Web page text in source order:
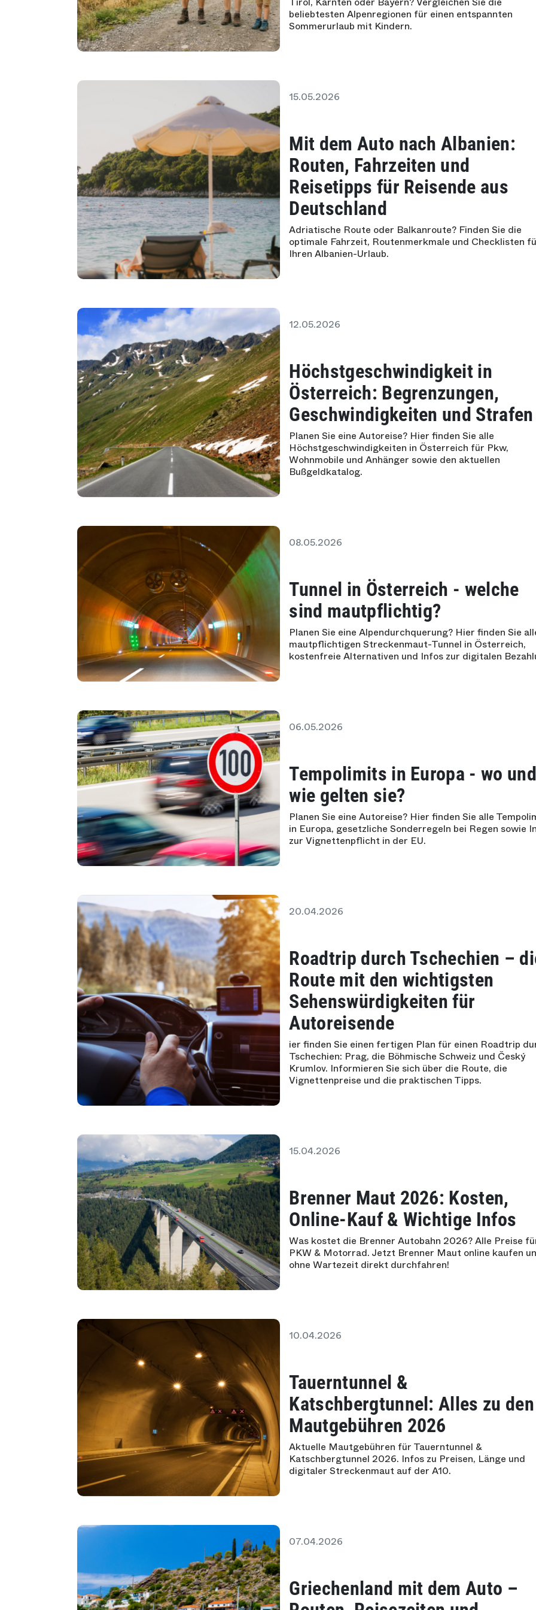
beliebtesten Alpenregionen für einen entspannten
Sommerurlaub mit Kindern.
15.05.2026
Mit dem Auto nach Albanien:
Routen, Fahrzeiten und
Reisetipps für Reisende aus
Deutschland
Adriatische Route oder Balkanroute? Finden Sie die
optimale Fahrzeit, Routenmerkmale und Checklisten
Ihren Albanien-Urlaub.
12.05.2026
Höchstgeschwindigkeit in
Österreich: Begrenzungen,
Geschwindigkeiten und Strafen
Planen Sie eine Autoreise? Hier finden Sie alle
Höchstgeschwindigkeiten in Österreich für Pkw,
Wohnmobile und Anhänger sowie den aktuellen
Bußgeldkatalog.
08.05.2026
Tunnel in Österreich - welche
sind mautpflichtig?
Planen Sie eine Alpendurchquerung? Hier finden Sie
mautpflichtigen Streckenmaut-Tunnel in Österreich,
kostenfreie Alternativen und Infos zur digitalen
06.05.2026
Tempolimits in Europa - wo und
wie gelten sie?
Planen Sie eine Autoreise? Hier finden Sie alle
in Europa, gesetzliche Sonderregeln bei Regen sowie
zur Vignettenpflicht in der EU.
20.04.2026
Roadtrip durch Tschechien –
Route mit den wichtigsten
Sehenswürdigkeiten für
Autoreisende
ier finden Sie einen fertigen Plan für einen Roadtrip
Tschechien: Prag, die Böhmische Schweiz und Český
Krumlov. Informieren Sie sich über die Route, die
Vignettenpreise und die praktischen Tipps.
15.04.2026
Brenner Maut 2026: Kosten,
Online-Kauf & Wichtige Infos
Was kostet die Brenner Autobahn 2026? Alle Preise
PKW & Motorrad. Jetzt Brenner Maut online kaufen
ohne Wartezeit direkt durchfahren!
10.04.2026
Tauerntunnel &
Katschbergtunnel: Alles zu den
Mautgebühren 2026
Aktuelle Mautgebühren für Tauerntunnel &
Katschbergtunnel 2026. Infos zu Preisen, Länge und
digitaler Streckenmaut auf der A10.
07.04.2026
Griechenland mit dem Auto –